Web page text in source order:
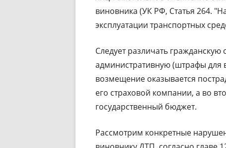
виновника (УК РФ, Статья 264.
эксплуатации транспортных
Следует различать
административную (штрафы для
возмещение оказывается
его страховой компании, а во
государственный бюджет.
Рассмотрим конкретные